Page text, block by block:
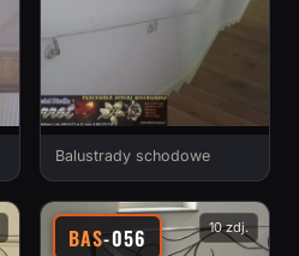
Balustrady schodowe
BAS-056 10 zdj.